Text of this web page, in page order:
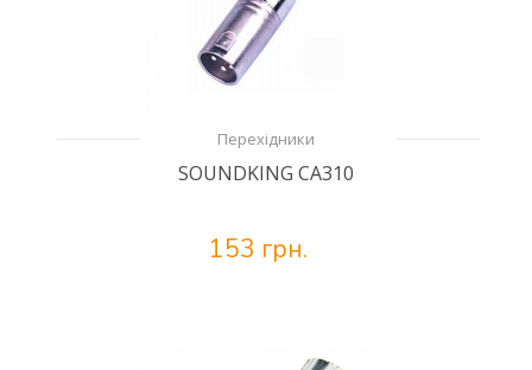
Перехідники
SOUNDKING CA310
153 грн.